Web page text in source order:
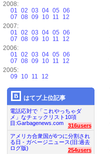
2008:
01 02 03 04 05 06
07 08 09 10 11
12
2007:
01 02 03 04 05 06
07 08 09 10 11
12
2006:
01 02 03 04 05 06
07 08 09 10 11
12
2005:
09
10 11 12
はてブ上位記事
電話応対で「これやっちゃダ
メ」なチェックリスト10項
目:Garbagenews.com
316users
アメリカ合衆国が6つに分割され
る日 - ガベージニュース(旧:過去
ログ版)
254users